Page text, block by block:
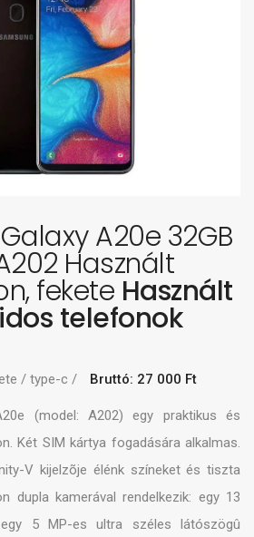
A20e 32GB
Használt
fekete Használt
telefonok
/ type-c / Bruttó: 27 000 Ft
(model: A202) egy praktikus és
Két SIM kártya fogadására alkalmas.
V kijelzõje élénk színeket és tiszta
dupla kamerával rendelkezik: egy 13
5 MP-es ultra széles látószögû